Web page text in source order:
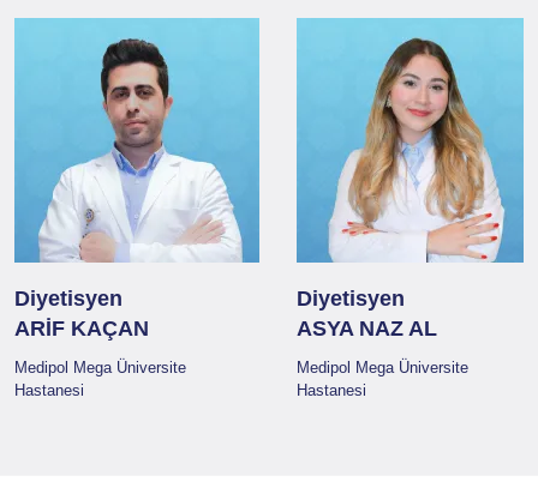
Diyetisyen
ARİF KAÇAN
Medipol Mega Üniversite
Hastanesi
Diyetisyen
ASYA NAZ AL
Medipol Mega Üniversite
Hastanesi